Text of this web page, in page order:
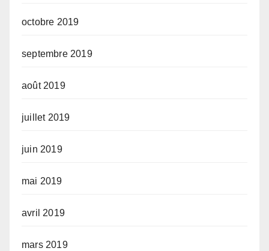
octobre 2019
septembre 2019
août 2019
juillet 2019
juin 2019
mai 2019
avril 2019
mars 2019